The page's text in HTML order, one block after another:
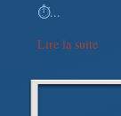
⏱...
Lire la suite